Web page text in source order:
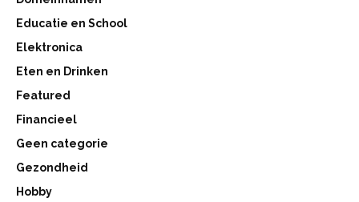
Educatie en School
Elektronica
Eten en Drinken
Featured
Financieel
Geen categorie
Gezondheid
Hobby